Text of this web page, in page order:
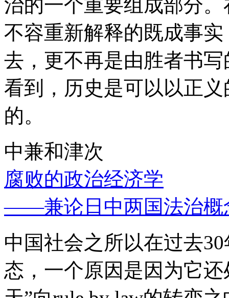
治的一个重要组成部分
不容重新解释的既成事
去，更不再是由胜者书
看到，历史是可以以正
的。
中兼和津次
腐败的政治经济学
——兼论日中两国法治概
中国社会之所以在过去
态，一个原因是因为它